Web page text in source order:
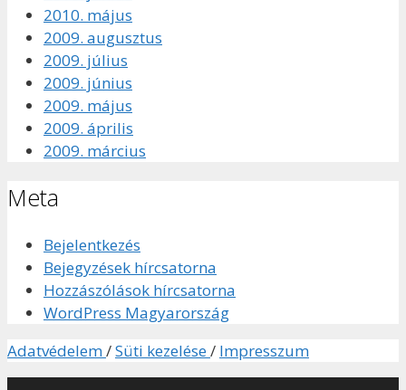
2010. május
2009. augusztus
2009. július
2009. június
2009. május
2009. április
2009. március
Meta
Bejelentkezés
Bejegyzések hírcsatorna
Hozzászólások hírcsatorna
WordPress Magyarország
Adatvédelem/Süti kezelése/ Impresszum